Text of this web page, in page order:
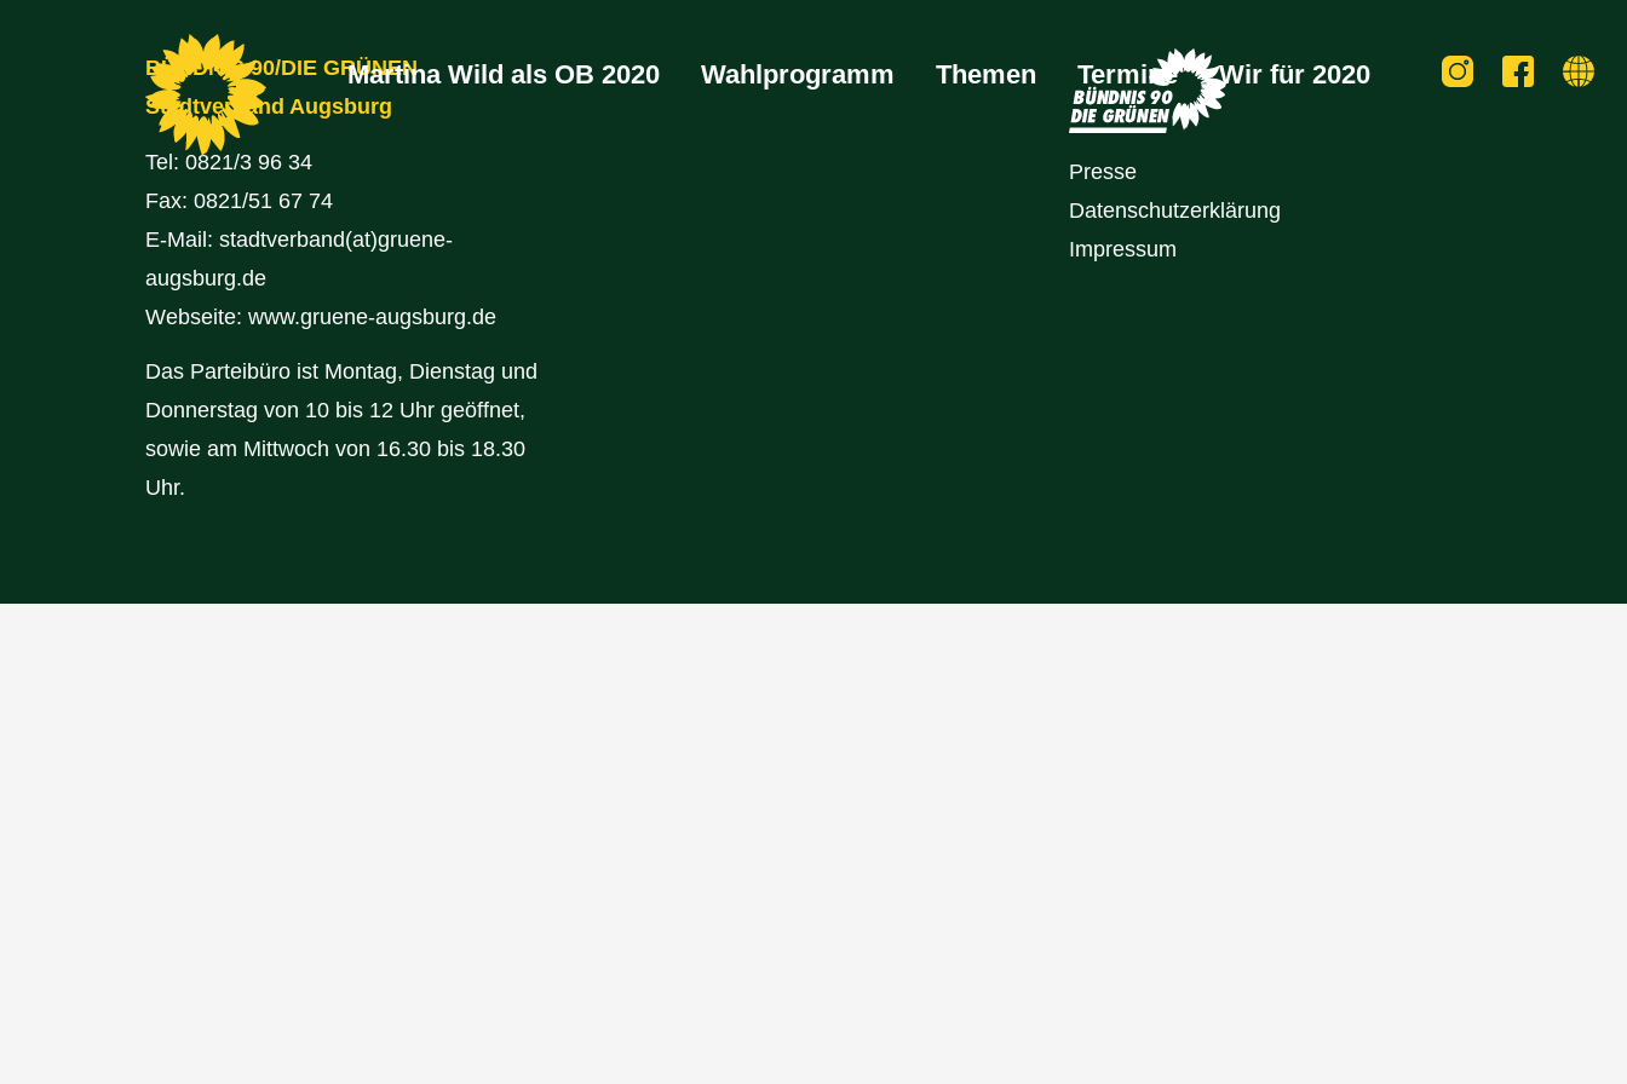
Martina Wild als OB 2020 Wahlprogramm Themen Termine Wir für 2020
BÜNDNIS 90/DIE GRÜNEN
Stadtverband Augsburg
Tel: 0821/3 96 34
Fax: 0821/51 67 74
E-Mail: stadtverband(at)gruene-
augsburg.de
Webseite: www.gruene-augsburg.de
Das Parteibüro ist Montag, Dienstag und
Donnerstag von 10 bis 12 Uhr geöffnet,
sowie am Mittwoch von 16.30 bis 18.30
Uhr.
Presse
Datenschutz­erklärung
Impressum